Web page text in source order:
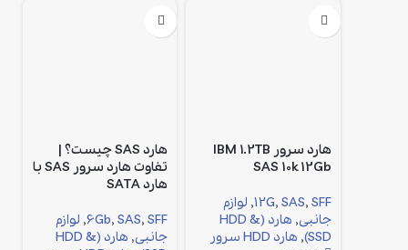
هارد سرور IBM 1.2TB
SAS 10k 12Gb
12G, SAS, SFF
, لوازم
جانبی,
هارد (HDD &
SSD)
, هارد HDD سرور
هارد SAS چیست؟ |
تفاوت هارد سرور SAS با
هارد SATA
6Gb,SAS,SFF
, لوازم
جانبی,
هارد (HDD &